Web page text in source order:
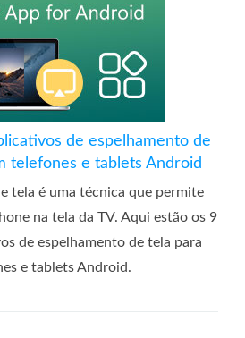
de espelhamento de
telefones e tablets Android
tela é uma técnica que permite
na tela da TV. Aqui estão os 9
de espelhamento de tela para
e tablets Android.